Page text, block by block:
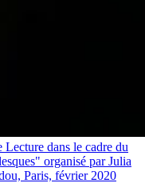
dans le cadre du
organisé par Julia
Paris, février 2020